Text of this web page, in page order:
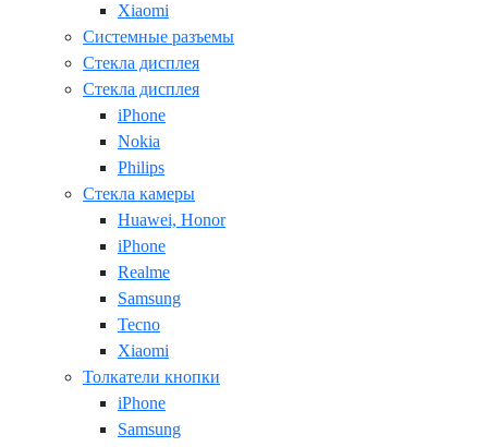
Xiaomi
Системные разъемы
Стекла дисплея
Стекла дисплея
iPhone
Nokia
Philips
Стекла камеры
Huawei, Honor
iPhone
Realme
Samsung
Tecno
Xiaomi
Толкатели кнопки
iPhone
Samsung